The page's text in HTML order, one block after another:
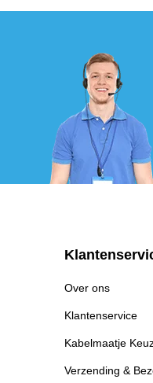
Over ons
Klantenservice
Kabelmaatje
Verzending &